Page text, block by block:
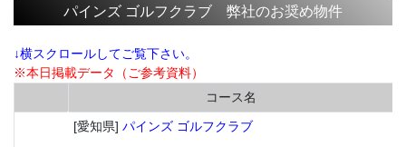
パインズ ゴルフクラブ 弊社のお奨め物件
↓横スクロールしてご覧下さい。
※本日掲載データ（ご参考資料）
コース名
[愛知県] パインズ ゴルフクラブ